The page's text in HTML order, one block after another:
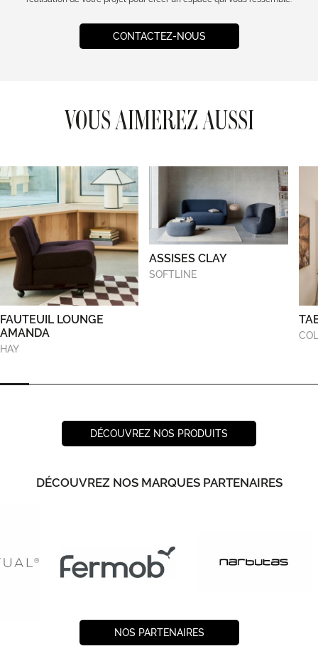
CONTACTEZ-NOUS
VOUS AIMEREZ AUSSI
FAUTEUIL LOUNGE
AMANDA
HAY
ASSISES CLAY
SOFTLINE
DÉCOUVREZ NOS PRODUITS
DÉCOUVREZ NOS MARQUES PARTENAIRES
NOS PARTENAIRES